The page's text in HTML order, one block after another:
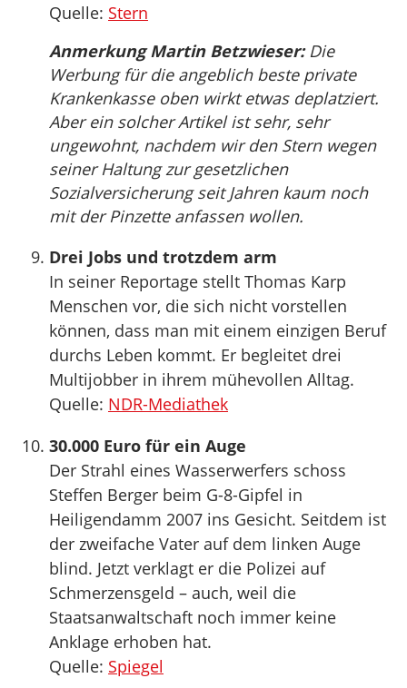
Quelle: Stern
Anmerkung Martin Betzwieser:Die
Werbung für die angeblich beste private
Krankenkasse oben wirkt etwas deplatziert.
Aber ein solcher Artikel ist sehr, sehr
ungewohnt, nachdem wir den Stern wegen
seiner Haltung zur gesetzlichen
Sozialversicherung seit Jahren kaum noch
mit der Pinzette anfassen wollen.
Drei Jobs und trotzdem arm
In seiner Reportage stellt Thomas Karp
Menschen vor, die sich nicht vorstellen
können, dass man mit einem einzigen Beruf
durchs Leben kommt. Er begleitet drei
Multijobber in ihrem mühevollen Alltag.
Quelle: NDR-Mediathek
30.000 Euro für ein Auge
Der Strahl eines Wasserwerfers schoss
Steffen Berger beim G-8-Gipfel in
Heiligendamm 2007 ins Gesicht. Seitdem ist
der zweifache Vater auf dem linken Auge
blind. Jetzt verklagt er die Polizei auf
Schmerzensgeld – auch, weil die
Staatsanwaltschaft noch immer keine
Anklage erhoben hat.
Quelle: Spiegel